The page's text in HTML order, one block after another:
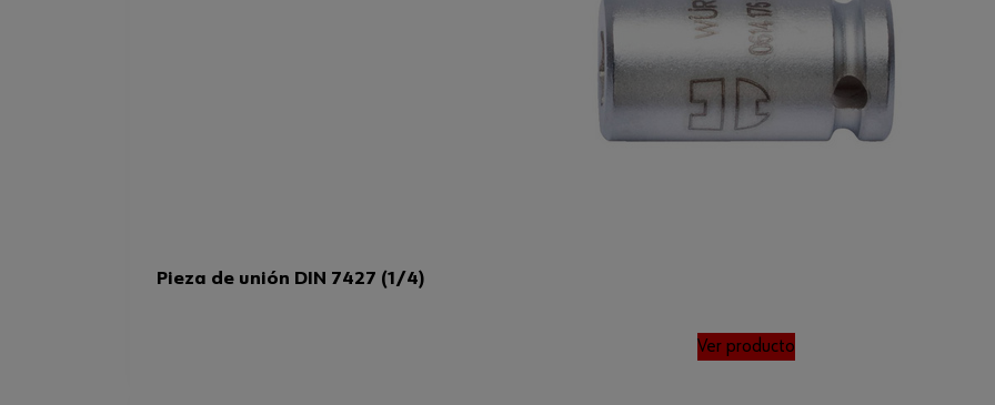
Pieza de unión DIN 7427 (1/4)
Ver producto